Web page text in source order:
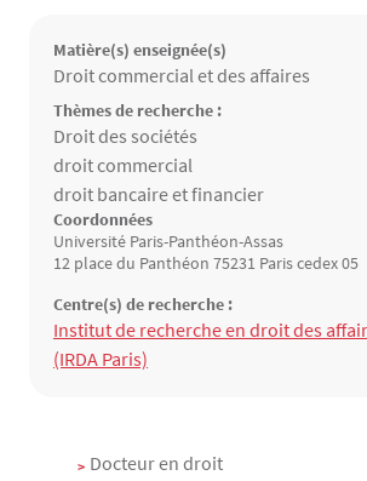
Matière(s) enseignée(s)
Matières enseignées
Droit commercial et des affaires
Thèmes de recherche :
Thèmes de recherche
Droit des sociétés
droit commercial
droit bancaire et financier
Coordonnées
Université Paris-Panthéon-Assas
12 place du Panthéon 75231 Paris cedex 05
Centre(s) de recherche :
Structure(s) de rattachement
Institut de recherche en droit des
(IRDA Paris)
Contenu
TexteDocteur en droit